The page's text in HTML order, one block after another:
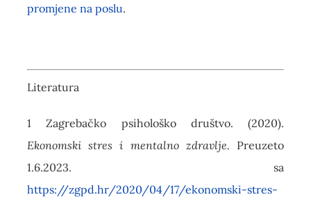
promjene na poslu.
Literatura
1 Zagrebačko psihološko društvo. (2020).
Ekonomski stres i mentalno zdravlje. Preuzeto
1.6.2023. sa
https://zgpd.hr/2020/04/17/ekonomski-stres-